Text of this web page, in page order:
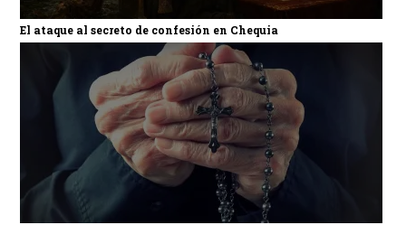
El ataque al secreto de confesión en Chequia